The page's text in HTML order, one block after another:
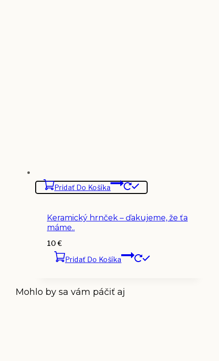
Pridať Do Košíka
Keramický hrnček – ďakujeme, že ťa
máme..
10€
Pridať Do Košíka
Mohlo by sa vám páčiť aj